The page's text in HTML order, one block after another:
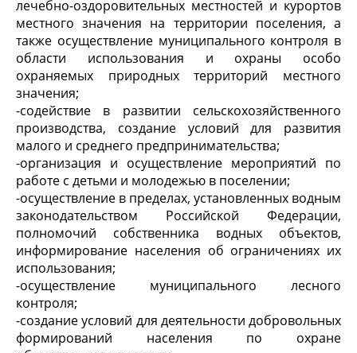
лечебно-оздоровительных местностей и курортов
местного значения на территории поселения, а
также осуществление муниципального контроля в
области использования и охраны особо
охраняемых природных территорий местного
значения;
-содействие в развитии сельскохозяйственного
производства, создание условий для развития
малого и среднего предпринимательства;
-организация и осуществление мероприятий по
работе с детьми и молодежью в поселении;
-осуществление в пределах, установленных водным
законодательством Российской Федерации,
полномочий собственника водных объектов,
информирование населения об ограничениях их
использования;
-осуществление муниципального лесного
контроля;
-создание условий для деятельности добровольных
формирований населения по охране